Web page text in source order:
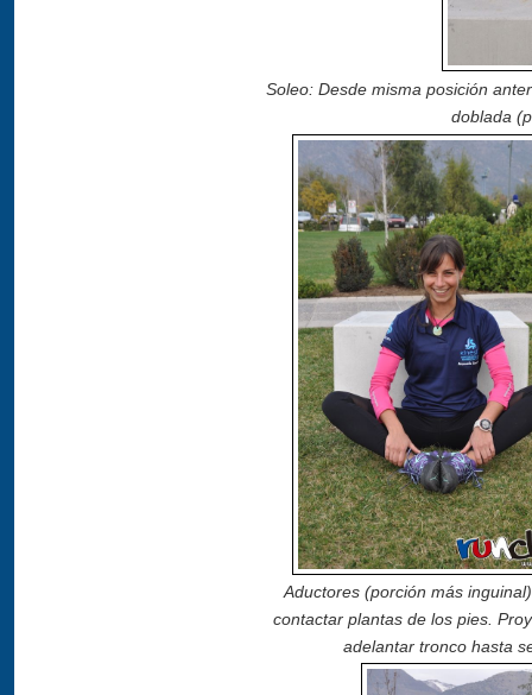
Soleo: Desde misma posición
doblada
Aductores (porción más
contactar plantas de los pies.
adelantar tronco hasta